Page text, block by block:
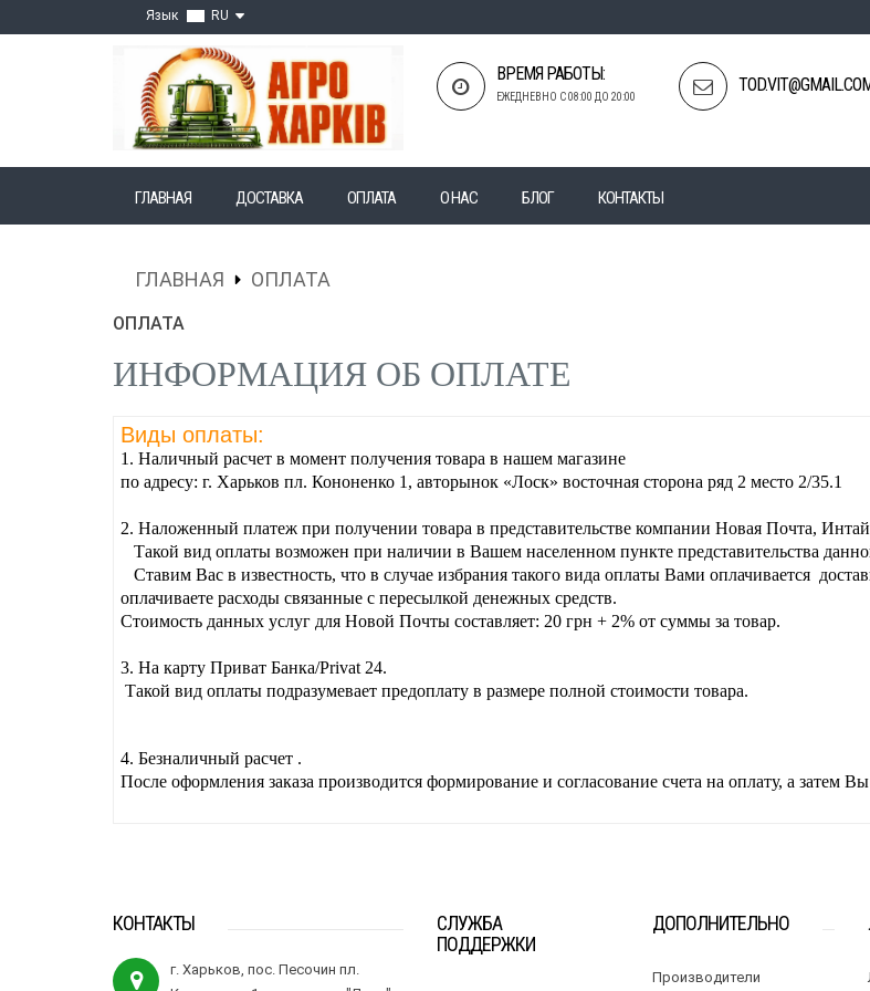
Язык RU
ВРЕМЯ РАБОТЫ:
ЕЖЕДНЕВНО С 08:00 ДО 20:00
ГЛАВНАЯ ДОСТАВКА ОПЛАТА О НАС БЛОГ КОНТАКТЫ
ГЛАВНАЯ ОПЛАТА
ОПЛАТА
ИНФОРМАЦИЯ ОБ ОПЛАТЕ
Виды оплаты:
1. Наличный расчет в момент получения товара в нашем магазине
по адресу: г. Харьков пл. Кононенко 1, авторынок «Лоск» восточная сторона ряд 2 место 2/35.1
2. Наложенный платеж при получении товара в представительстве компании Новая Почта,
Такой вид оплаты возможен при наличии в Вашем населенном пункте представительства
Ставим Вас в известность, что в случае избрания такого вида оплаты Вами оплачивается
оплачиваете расходы связанные с пересылкой денежных средств.
Стоимость данных услуг для Новой Почты составляет: 20 грн + 2% от суммы за товар.
3. На карту Приват Банка/Privat 24.
Такой вид оплаты подразумевает предоплату в размере полной стоимости товара.
4. Безналичный расчет .
После оформления заказа производится формирование и согласование счета на оплату, а затем
КОНТАКТЫ
г. Харьков, пос. Песочин пл.
СЛУЖБА
ПОДДЕРЖКИ
ДОПОЛНИТЕЛЬНО
Производители